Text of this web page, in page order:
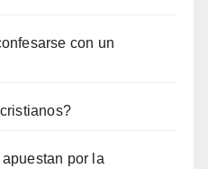
con un
por la